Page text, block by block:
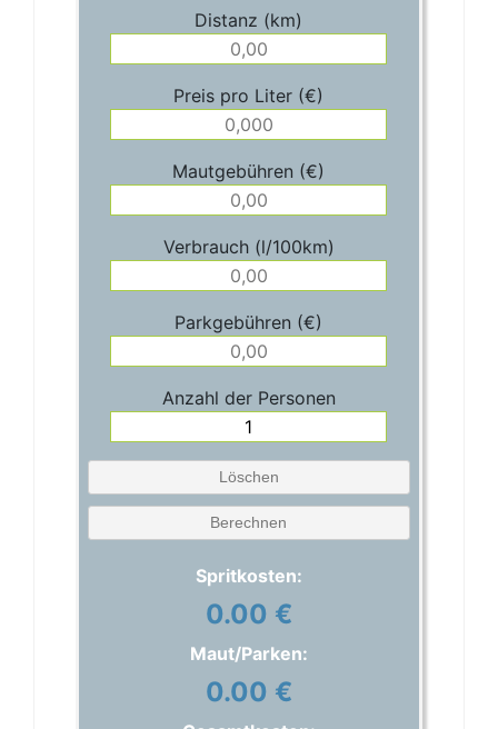
Distanz (km)
Preis pro Liter (€)
Mautgebühren (€)
Verbrauch (l/100km)
Parkgebühren (€)
Anzahl der Personen
Löschen
Berechnen
Spritkosten:
0.00 €
Maut/Parken:
0.00 €